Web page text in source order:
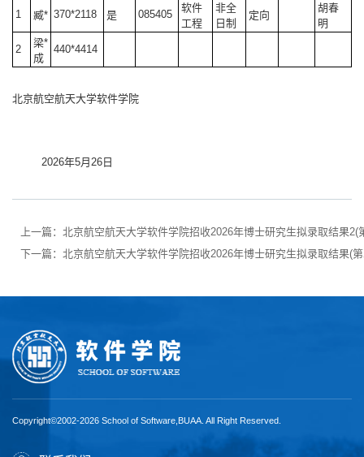
1 臧* 370*2118 是 085405
软件
工程
非全
日制
定向
胡春
明
2
梁*
成
440*4414
北京航空航天大学软件学院
2026年5月26日
上一篇： 北京航空航天大学软件学院招收2026年博士研究生拟录取结果2(
下一篇： 北京航空航天大学软件学院招收2026年博士研究生拟录取结果(
Copyright©2002-2026 School of Software,BUAA. All Right Reserved.